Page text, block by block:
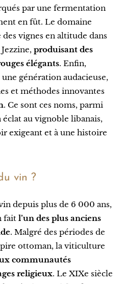
par une fermentation
en fût. Le domaine
vignes en altitude dans
produisant des
élégants. Enfin,
génération audacieuse,
et méthodes innovantes
. Ce sont ces noms, parmi
au vignoble libanais,
exigeant et à une histoire
vin ?
depuis plus de 6 000 ans,
fait l’un des plus anciens
. Malgré des périodes de
ottoman, la viticulture
communautés
religieux. Le XIXe siècle